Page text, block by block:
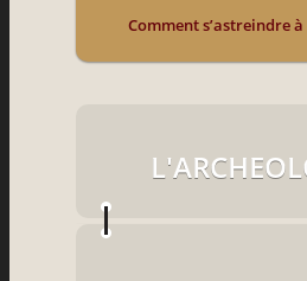
Comment s’astreindre